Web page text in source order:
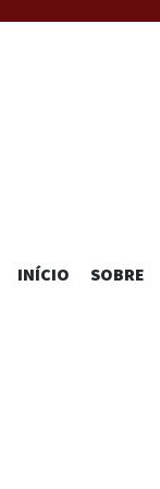
INÍCIO SOBRE